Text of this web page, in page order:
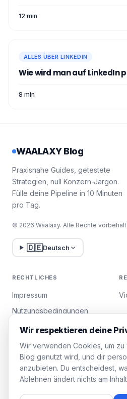
12 min
ALLES ÜBER LINKEDIN
Wie wird man auf LinkedIn
8 min
WAALAXY Blog
Praxisnahe Guides, getestete
Strategien, null Konzern-Jargon.
Fülle deine Pipeline in 10 Minuten
pro Tag.
© 2026 Waalaxy. Alle Rechte
🇩🇪Deutsch
RECHTLICHES
Impressum
Nutzungsbedingungen
Datenschutzrichtlinie
Cookies verwalten
WAALAXY
Wir respektieren deine
Wir verwenden Cookies, um
Blog genutzt wird, und dir
anzubieten. Du entscheidest,
Ablehnen ändert nichts am